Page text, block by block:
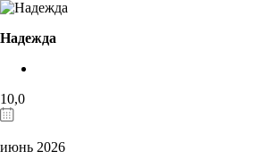
Надежда
10,0
июнь 2026